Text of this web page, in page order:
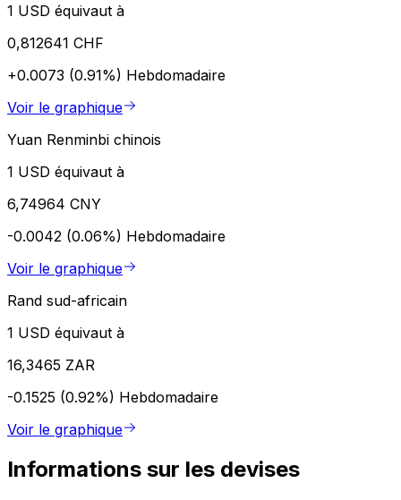
1 USD équivaut à
0,812641 CHF
+0.0073 (0.91%) Hebdomadaire
Voir le graphique
Yuan Renminbi chinois
1 USD équivaut à
6,74964 CNY
-0.0042 (0.06%) Hebdomadaire
Voir le graphique
Rand sud-africain
1 USD équivaut à
16,3465 ZAR
-0.1525 (0.92%) Hebdomadaire
Voir le graphique
Informations sur les devises